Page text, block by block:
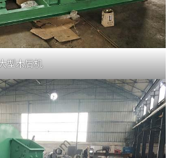
型木屑机